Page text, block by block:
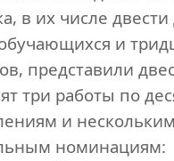
в их числе двести
и
представили
три работы по
и нескольким
номинациям: